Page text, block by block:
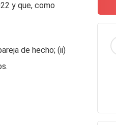
y que, como
de hecho; (ii)